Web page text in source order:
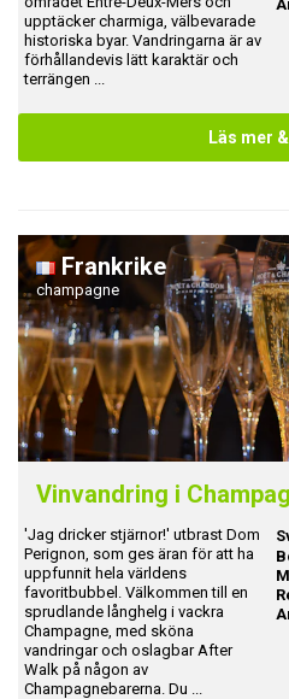
upptäcker charmiga, välbevarade
historiska byar. Vandringarna är av
förhållandevis lätt karaktär och
terrängen ...
Läs mer
Frankrike
champagne
Vinvandring i
'Jag dricker stjärnor!' utbrast Dom
Perignon, som ges äran för att ha
uppfunnit hela världens
favoritbubbel. Välkommen till en
sprudlande långhelg i vackra
Champagne, med sköna
vandringar och oslagbar After
Walk på någon av
Champagnebarerna. Du ...